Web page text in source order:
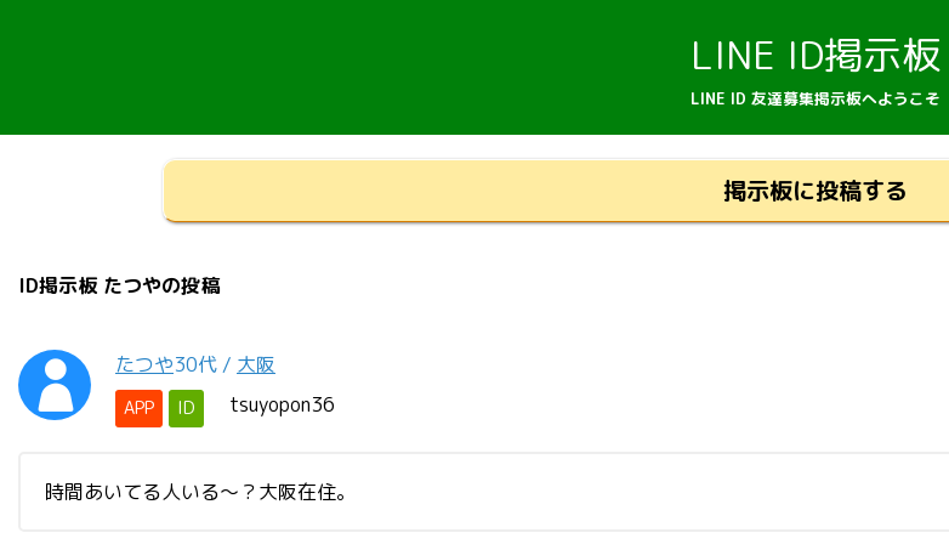
LINE ID掲示板
LINE ID 友達募集掲示板へようこそ
掲示板に投稿する
ID掲示板 たつやの投稿
たつや30代 / 大阪
APP ID tsuyopon36
時間あいてる人いる〜？大阪在住。